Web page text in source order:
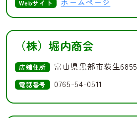
Webサイト
（株）堀内商会
店舗住所 富山県黒部市荻生6855
電話番号 0765-54-0511